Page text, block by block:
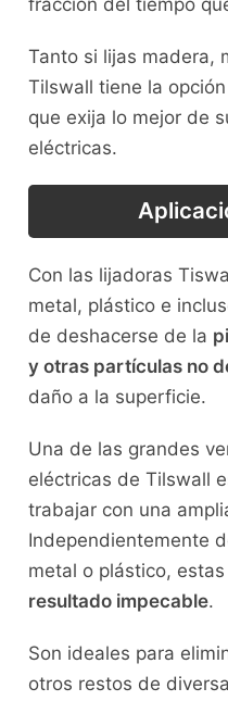
fracción del tiempo
Tanto si lijas madera,
Tilswall tiene la
que exija lo mejor de
eléctricas.
Con las lijadoras
metal, plástico e
de deshacerse de la
y otras partículas no
daño a la superficie.
Una de las grandes
eléctricas de Tilswall
trabajar con una
Independientemente
metal o plástico,
resultado impecable.
Son ideales para
otros restos de